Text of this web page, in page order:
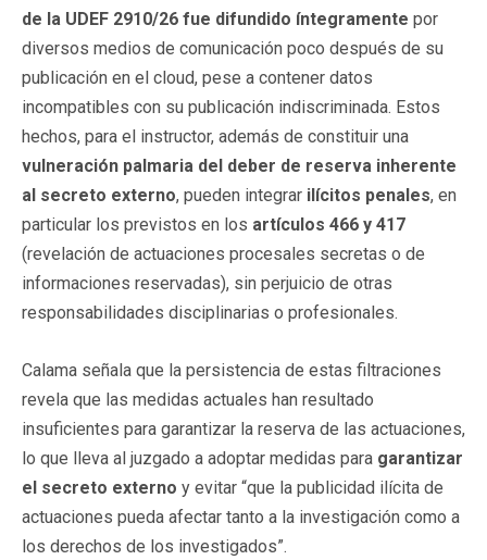
de la UDEF 2910/26 fue difundido íntegramente por
diversos medios de comunicación poco después de su
publicación en el cloud, pese a contener datos
incompatibles con su publicación indiscriminada. Estos
hechos, para el instructor, además de constituir una
vulneración palmaria del deber de reserva inherente
al secreto externo, pueden integrar ilícitos penales, en
particular los previstos en los artículos 466 y 417
(revelación de actuaciones procesales secretas o de
informaciones reservadas), sin perjuicio de otras
responsabilidades disciplinarias o profesionales.
Calama señala que la persistencia de estas filtraciones
revela que las medidas actuales han resultado
insuficientes para garantizar la reserva de las actuaciones,
lo que lleva al juzgado a adoptar medidas para garantizar
el secreto externo y evitar “que la publicidad ilícita de
actuaciones pueda afectar tanto a la investigación como a
los derechos de los investigados”.